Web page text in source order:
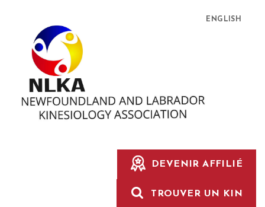
ENGLISH
DEVENIR AFFILIÉ
TROUVER UN KIN